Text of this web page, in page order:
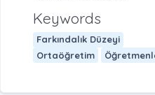
Keywords
Farkındalık Düzeyi
Ortaöğretim